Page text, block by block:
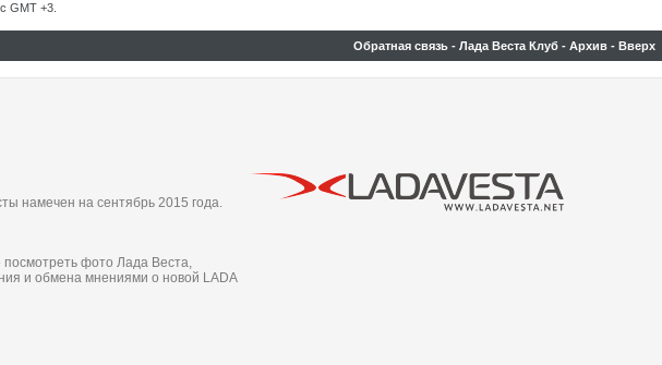
GMT +3.
Обратная связь - Лада Веста Клуб - Архив - Вверх
намечен на сентябрь 2015 года.
посмотреть фото Лада Веста,
и обмена мнениями о новой LADA